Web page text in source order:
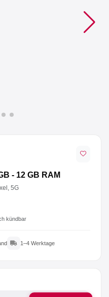
- 12 GB RAM
5G
kündbar
1–4 Werktage